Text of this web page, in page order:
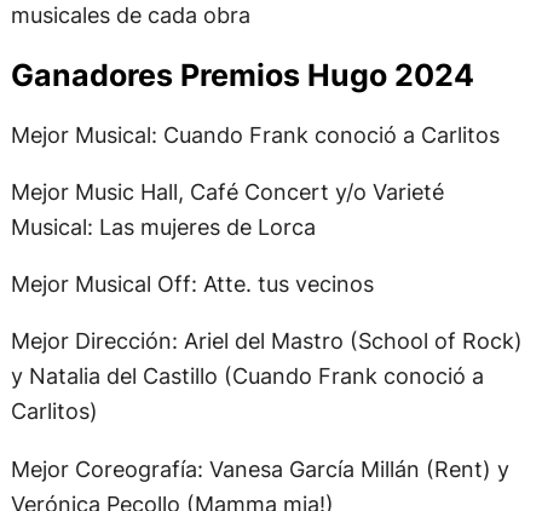
musicales de cada obra
Ganadores Premios Hugo 2024
Mejor Musical: Cuando Frank conoció a Carlitos
Mejor Music Hall, Café Concert y/o Varieté
Musical: Las mujeres de Lorca
Mejor Musical Off: Atte. tus vecinos
Mejor Dirección: Ariel del Mastro (School of Rock)
y Natalia del Castillo (Cuando Frank conoció a
Carlitos)
Mejor Coreografía: Vanesa García Millán (Rent) y
Verónica Pecollo (Mamma mia!)